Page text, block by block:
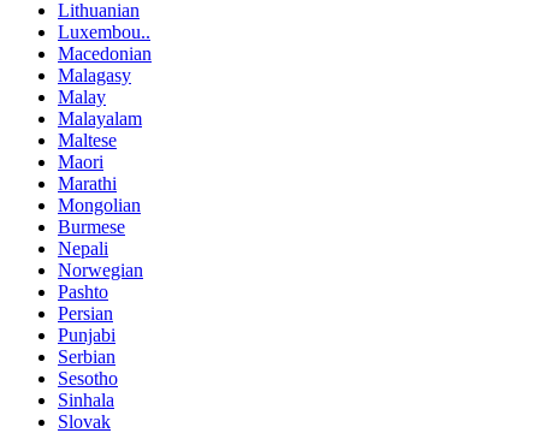
Lithuanian
Luxembou..
Macedonian
Malagasy
Malay
Malayalam
Maltese
Maori
Marathi
Mongolian
Burmese
Nepali
Norwegian
Pashto
Persian
Punjabi
Serbian
Sesotho
Sinhala
Slovak